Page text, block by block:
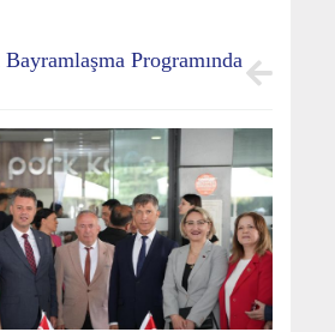
Programında